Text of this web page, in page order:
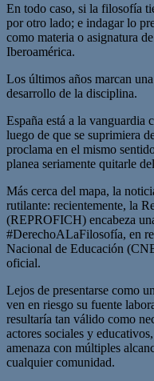
En todo caso, si la filosofía
por otro lado; e indagar lo
como materia o asignatura
Iberoamérica.
Los últimos años marcan
desarrollo de la disciplina.
España está a la
luego de que se suprimiera
proclama en el mismo
planea seriamente quitarle
Más cerca del mapa, la
rutilante: recientemente, la
(REPROFICH) encabeza
#DerechoALaFilosofía, en
Nacional de Educación
oficial.
Lejos de presentarse como
ven en riesgo su fuente
resultaría tan válido como
actores sociales y
amenaza con múltiples
cualquier comunidad.